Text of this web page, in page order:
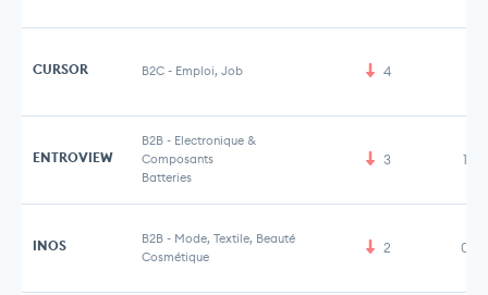
CURSOR B2C - Emploi, Job 4
ENTROVIEW
B2B - Electronique &
Composants
Batteries
3
INOS B2B - Mode, Textile, Beauté
Cosmétique
2